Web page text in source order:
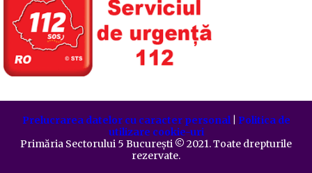
Prelucrarea datelor cu caracter personal| Politica de
utilizare cookie-uri
Primăria Sectorului 5 București ©️ 2021. Toate drepturile
rezervate.